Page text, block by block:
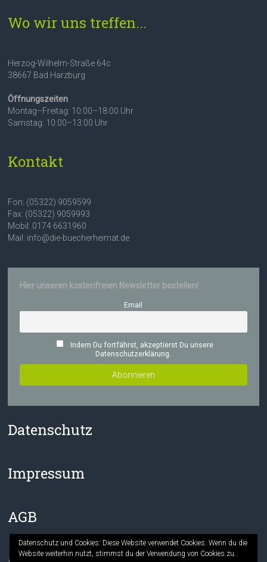
Wo wir uns treffen...
Herzog-Wilhelm-Straße 64c
38667 Bad Harzburg
Öffnungszeiten
Montag–Freitag: 10:00–18:00 Uhr
Samstag: 10:00–13:00 Uhr
Kontakt
Fon: (05322) 9059599
Fax: (05322) 9059993
Mobil: 0174 6631960
Mail: info@die-buecherheimat.de
Hier unseren kostenfreien Newsletter bestellen!
Email
Indem Du fortfährst, akzeptierst Du unsere
Datenschutzerklärung.
Datenschutz
Impressum
AGB
Datenschutz und Cookies: Diese Website verwendet Cookies. Wenn du die
Website weiterhin nutzt, stimmst du der Verwendung von Cookies zu.